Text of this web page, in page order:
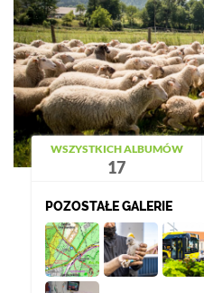
WSZYSTKICH ALBUMÓW
17
POZOSTAŁE GALERIE